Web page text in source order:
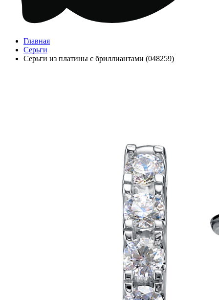
Главная
Серьги
Серьги из платины с бриллиантами (048259)